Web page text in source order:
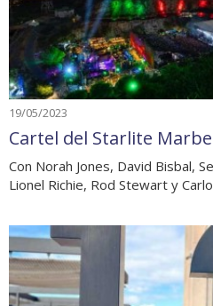
19/05/2023
Cartel del Starlite
Con Norah Jones, David Bisbal,
Lionel Richie, Rod Stewart y